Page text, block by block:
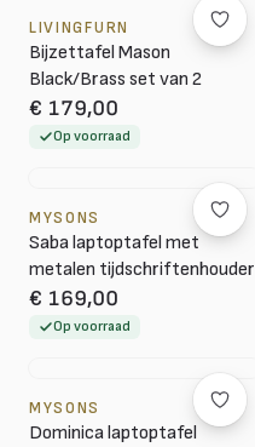
LIVINGFURN
Bijzettafel Mason
Black/Brass set van 2
€ 179,00
Op voorraad
MYSONS
Saba laptoptafel met
metalen tijdschriftenhouder
€ 169,00
Op voorraad
MYSONS
Dominica laptoptafel